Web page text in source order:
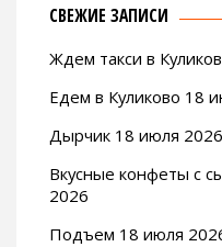
СВЕЖИЕ ЗАПИСИ
Ждем такси в
Едем в Куликово 18
Дырчик 18 июля 2026
Вкусные конфеты с
2026
Подъем 18 июля